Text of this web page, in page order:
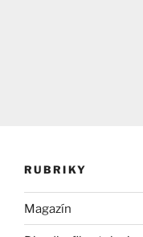
RUBRIKY
Magazín